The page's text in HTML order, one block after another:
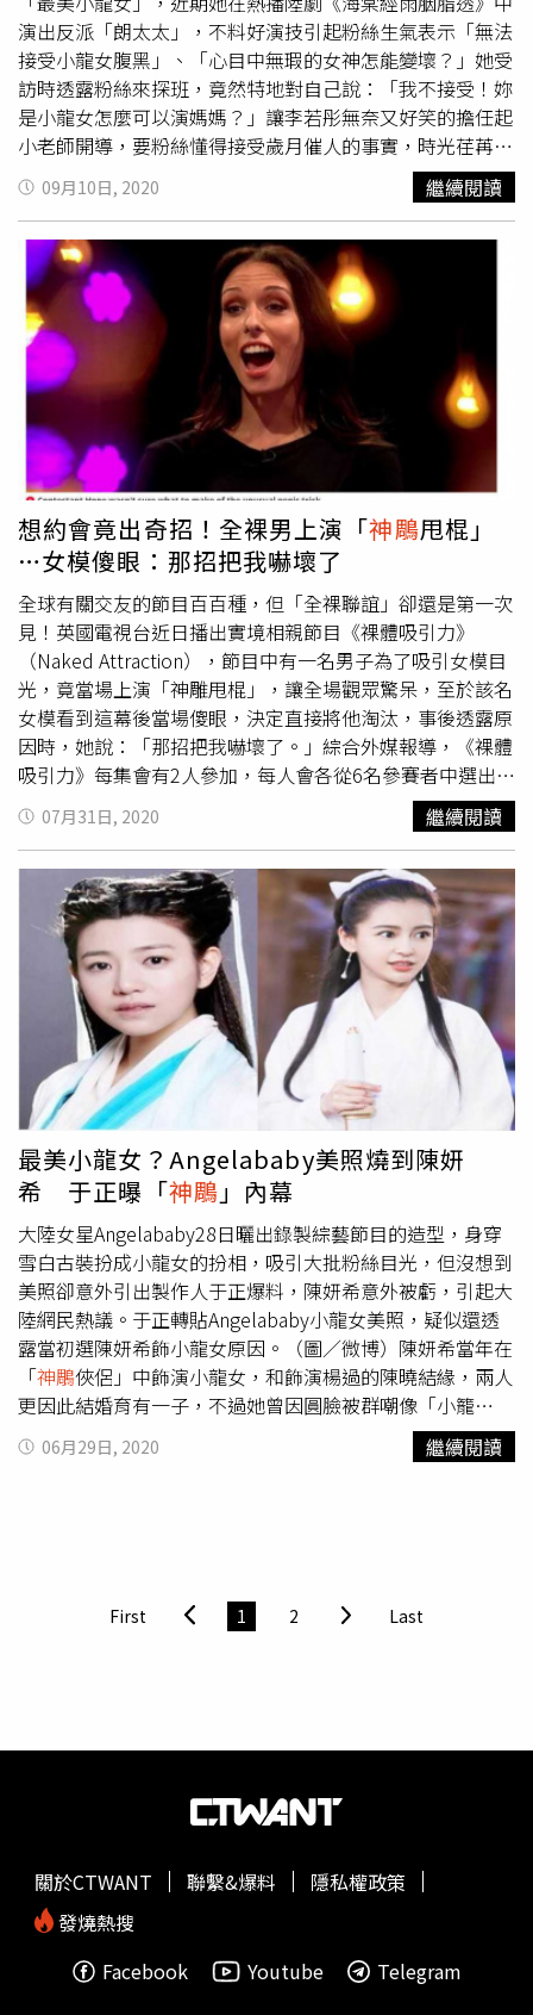
演出反派「朗太太」，不料好演技引起粉絲生氣表示「無法
接受小龍女腹黑」、「心目中無瑕的女神怎能變壞？」她受
訪時透露粉絲來探班，竟然特地對自己說：「我不接受！妳
是小龍女怎麼可以演媽媽？」讓李若彤無奈又好笑的擔任起
小老師開導，要粉絲懂得接受歲月催人的事實，時光荏苒
了，自己已成熟到足以演出母親一角，貼心安慰著氣呼呼的
粉絲。53歲的港星李若彤保養得宜，仍有當年演出小龍女時
的仙氣。（圖／LiTV 、李若彤工作室提供）被問及是否演出
心機重的壞女人比較辛苦？李若彤回應：「怎麼會辛苦呢？
這是演員必須所承擔，要懂得入戲也要學會出戲，我曾因演
出小龍女太入戲而走不出來，覺得自己就像小龍女般際遇很
可憐，在經過一年多後的磨練，我才學會現實與角色的拿
捏，同時也學到怎樣更深入角色靈魂，像演出壞人時，我會
去了解這個壞人是什麼原因變壞？沒有人一開始就使壞，我
要用什麼方式傳達給觀眾各種面象？」53歲的港星李若彤保
養得宜，仍有當年演出小龍女時的仙氣。（圖／LiTV 、李若
彤工作室提供）李若彤演出的小龍女角色脫俗充滿仙氣，就
連金庸都曾稱讚：「小龍女就是長這樣！」稱是他筆下如出
一轍的小龍女化身，讓李若彤大喊：「不敢當！」她謙虛表
示，「每個『神鵰俠侶』版本的小龍女都是無可取代，因為
這代表著大家那時最美的回憶。」說到與古天樂演出的「神
鵰 CP」至今感情都好，兩人不用經常聯絡就能意會到彼此
的祝福，「是最重要的朋友。」李若彤在新戲《海棠經雨胭
脂透》中腹黑演出反派，部分粉絲不能接受。（圖／LiTV 、
李若彤工作室提供）她說：「拍完『神鵰俠侶』後，我們世
隔16年後才又相聚，今年出新書，我便鼓起勇氣，主動邀請
他為我的新書撰序，因為我覺得他為我撰序意義很大，沒想
到古天樂立刻答應，表示下午馬上給我，讓我非常感謝他，
當然看到他無私大愛幫助很多弱勢朋友，也很為他驕傲。」
同時她也正式敲醒粉絲的幻想表明不會重新演繹小龍女一
角：「我覺得再做第二次的話，肯定不比當初的初心更加動
人！就讓那些存在於彼此的美好回憶裡吧。」李若彤在新戲
《海棠經雨胭脂透》中腹黑演出反派，部分粉絲不能接受。
（圖／LiTV 、李若彤工作室提供）
09月10日, 2020 繼續閱讀
想約會竟出奇招！全裸男上演「神鵰甩棍」
…女模傻眼：那招把我嚇壞了
全球有關交友的節目百百種，但「全裸聯誼」卻還是第一次
見！英國電視台近日播出實境相親節目《裸體吸引力》
（Naked Attraction），節目中有一名男子為了吸引女模目
光，竟當場上演「神雕甩棍」，讓全場觀眾驚呆，至於該名
女模看到這幕後當場傻眼，決定直接將他淘汰，事後透露原
因時，她說：「那招把我嚇壞了。」綜合外媒報導，《裸體
吸引力》每集會有2人參加，每人會各從6名參賽者中選出1
人約會，而在最近播出的一集節目中，一名來自約克郡里茲
市的東尼（Tony）為了吸引女模霍普（Hope）的目光，竟
然在鏡頭前用生殖器瘋狂拍打自己的腹部，讓霍普當場傻
眼。（圖／翻攝自每日星報網站）東尼瘋狂甩動生殖器的同
時，可見鏡頭不斷拉近，還給「小東尼」特寫鏡頭，而他更
將這招稱作是「鞭鞭有力」（Knacker-Whacker），並且向
大家炫耀：「大家都說我是「鞭鞭有力」，因為這就是我的
本色。」不過對於東尼「鞭鞭有力」，觀眾似乎不太買單，
有人就在推特留言：「#nakedattraction，鞭鞭有力…英國
人的才藝最近有些走下坡了。」另外也有人表示，請不要再
做那個動作了。可惜的是，東尼並沒有吸引霍普的注目，決
定將他從比賽中淘汰，事後解釋淘汰東尼的原因，她直言：
「我被他那招『鞭鞭有力』嚇壞了。」最後僅剩下2名參賽
者繼續爭取和霍普約會的機會。觀看「鞭鞭有力」影片請點
此
07月31日, 2020 繼續閱讀
最美小龍女？Angelababy美照燒到陳妍
希 于正曝「神鵰 」內幕
大陸女星Angelababy28日曬出錄製綜藝節目的造型，身穿
雪白古裝扮成小龍女的扮相，吸引大批粉絲目光，但沒想到
美照卻意外引出製作人于正爆料，陳妍希意外被虧，引起大
陸網民熱議。于正轉貼Angelababy小龍女美照，疑似還透
露當初選陳妍希飾小龍女原因。（圖／微博）陳妍希當年在
「神鵰俠侶」中飾演小龍女，和飾演楊過的陳曉結緣，兩人
更因此結婚育有一子，不過她曾因圓臉被群嘲像「小籠
包」，近日Angelababy在節目扮成小龍女，卻吸引了于正
寫下「當初妳要是沒有生病，來了我的「
俠侶」，那我
她不是小龍女是小籠包，于正當時則是力挺女主角，表示
「小龍女，是我選的，他百分百滿意，並且堅信出來的效
示，「怎麼老這麼多戲，想一想陳妍希看到會是什麽感受
啊」、「這讓人得多尷尬，情商略低」。此外，也有娛樂博
主推測，于正可能覺得發文對陳妍希不妥才刪文。對此，當
意思，誰不愛盛世美顏？看到美麗的造型感慨一下錯了嗎？
真是的～以後儘量閉嘴，不過我估計我做不到，先暫時低調
06月29日, 2020 繼續閱讀
First 1 2 Last
關於CTWANT 聯繫&爆料
隱私權政策
發燒熱搜
Facebook
Youtube Telegram